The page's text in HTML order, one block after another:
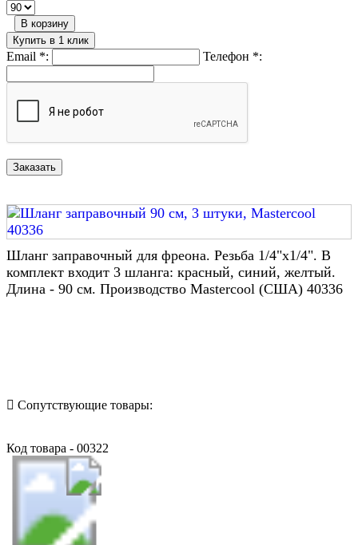
В корзину
Купить в 1 клик
Email *: Телефон *:
Шланг заправочный для фреона. Резьба 1/4"х1/4". В
комплект входит 3 шланга: красный, синий, желтый.
Длина - 90 cм. Производство Mastercool (США) 40336
Сопутствующие товары:
Код товара - 00322